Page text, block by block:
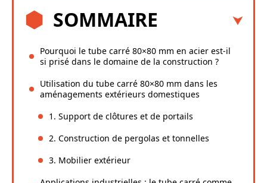
SOMMAIRE
Pourquoi le tube carré 80×80 mm en acier est-il
si prisé dans le domaine de la construction ?
Utilisation du tube carré 80×80 mm dans les
aménagements extérieurs domestiques
1. Support de clôtures et de portails
2. Construction de pergolas et tonnelles
3. Mobilier extérieur